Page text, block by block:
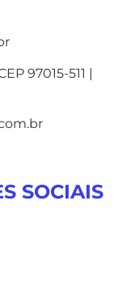
97015-511 |
SOCIAIS